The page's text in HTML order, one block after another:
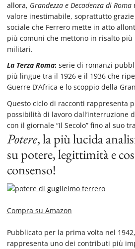
allora, Grandezza e Decadenza di Roma
valore inestimabile, soprattutto
sociale che Ferrero mette in atto
più comuni che mettono in risalto più
militari.
La Terza Roma:serie di romanzi
più lingue tra il 1926 e il 1936 che
Guerre D’Africa e lo scoppio della
Questo ciclo di racconti rappresenta
possibilità di lavoro dall’interruzione
con il giornale “Il Secolo” fino al suo
Potere, la più lucida
su potere, legittimità e
consenso!
Compra su Amazon
Pubblicato per la prima volta nel
rappresenta uno dei contributi più